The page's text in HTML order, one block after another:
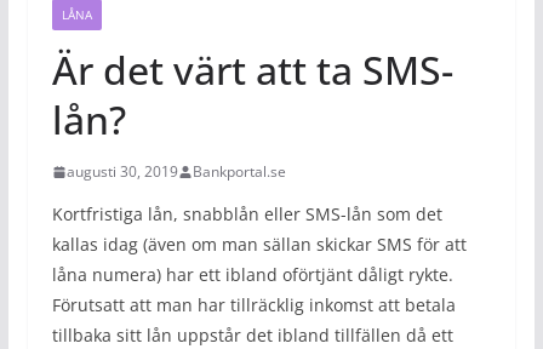
LÅNA
Är det värt att ta SMS-
lån?
augusti 30, 2019 Bankportal.se
Kortfristiga lån, snabblån eller SMS-lån som det
kallas idag (även om man sällan skickar SMS för att
låna numera) har ett ibland oförtjänt dåligt rykte.
Förutsatt att man har tillräcklig inkomst att betala
tillbaka sitt lån uppstår det ibland tillfällen då ett